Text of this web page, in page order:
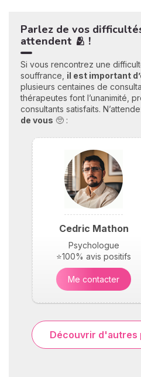
Parlez de vos
attendent 🫂 !
Si vous rencontrez une
souffrance, il est important
plusieurs centaines de
thérapeutes font l’unanimité,
consultants satisfaits.
de vous 🥺 :
Cedric Mathon
Psychologue
⭐100% avis positifs
Me contacter
Découvrir d'autres